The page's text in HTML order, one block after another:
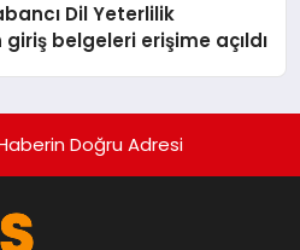
Dil Yeterlilik
giriş belgeleri erişime açıldı
Doğru Adresi